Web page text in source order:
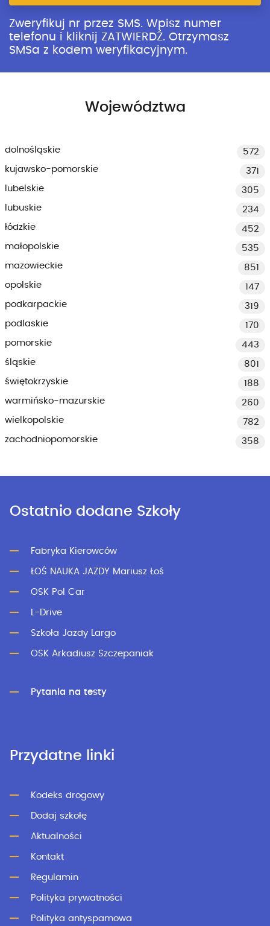
Zweryfikuj nr przez SMS. Wpisz numer
telefonu i kliknij ZATWIERDŹ. Otrzymasz
SMSa z kodem weryfikacyjnym.
Województwa
dolnośląskie
572
kujawsko-pomorskie
371
lubelskie
305
lubuskie
234
łódzkie
452
małopolskie
535
mazowieckie
851
opolskie
147
podkarpackie
319
podlaskie
170
pomorskie
443
śląskie
801
świętokrzyskie
188
warmińsko-mazurskie
260
wielkopolskie
782
zachodniopomorskie
358
Ostatnio dodane Szkoły
Fabryka Kierowców
ŁOŚ NAUKA JAZDY Mariusz Łoś
OSK Pol Car
L-Drive
Szkoła Jazdy Largo
OSK Arkadiusz Szczepaniak
Pytania na testy
Przydatne linki
Kodeks drogowy
Dodaj szkołę
Aktualności
Kontakt
Regulamin
Polityka prywatności
Polityka antyspamowa